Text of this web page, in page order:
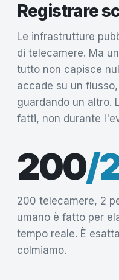
Registrare
Le infrastrutture
di telecamere. Ma
tutto non capisce
accade su un
guardando un altro.
fatti, non durante
200/
200 telecamere, 2
umano è fatto per
tempo reale. È
colmiamo.